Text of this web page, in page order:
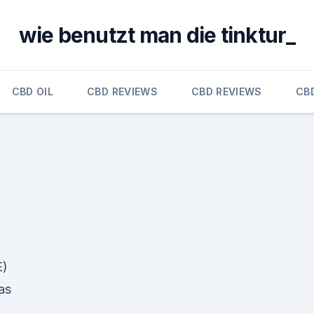
wie benutzt man die tinktur_
CBD OIL CBD REVIEWS CBD REVIEWS